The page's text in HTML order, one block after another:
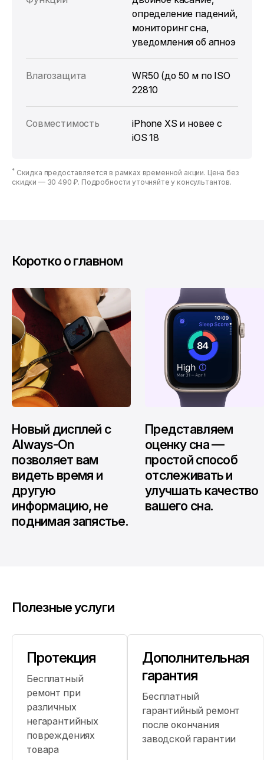
определение падений,
мониторинг сна,
уведомления об апноэ
Влагозащита
WR50 (до 50 м по ISO
22810
Совместимость
iPhone XS и новее с
iOS 18
* Скидка предоставляется в рамках временной акции. Цена без
скидки — 30 490 ₽. Подробности уточняйте у консультантов.
Коротко о главном
Новый дисплей c
Always-On
позволяет вам
видеть время и
другую
информацию, не
поднимая запястье.
Представляем
оценку сна —
простой способ
отслеживать и
улучшать качество
вашего сна.
Полезные услуги
Протекция
Бесплатный
ремонт при
различных
негарантийных
повреждениях
товара
Дополнительная
гарантия
Бесплатный
гарантийный ремонт
после окончания
заводской гарантии